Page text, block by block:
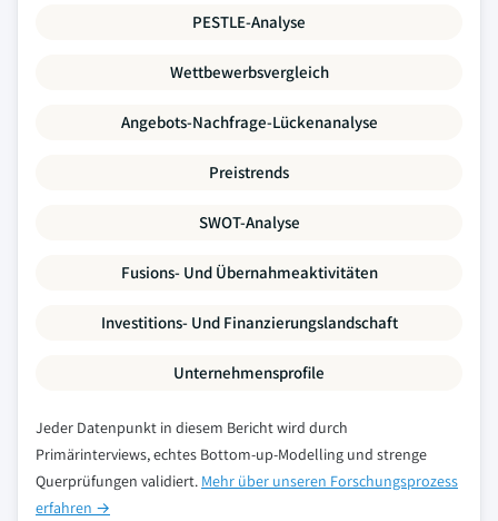
PESTLE-Analyse
Wettbewerbsvergleich
Angebots-Nachfrage-Lückenanalyse
Preistrends
SWOT-Analyse
Fusions- Und Übernahmeaktivitäten
Investitions- Und Finanzierungslandschaft
Unternehmensprofile
Jeder Datenpunkt in diesem Bericht wird durch
Primärinterviews, echtes Bottom-up-Modelling und strenge
Querprüfungen validiert. Mehr über unseren Forschungsprozess
erfahren →